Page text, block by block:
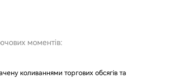
моментів:
коливаннями торгових обсягів та